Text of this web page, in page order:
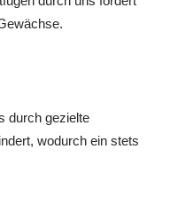
durch gezielte
wodurch ein stets